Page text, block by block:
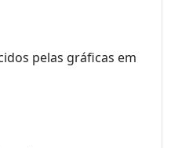
pelas gráficas em